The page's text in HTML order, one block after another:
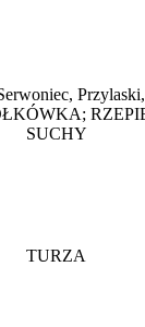
SUCHY
TURZA